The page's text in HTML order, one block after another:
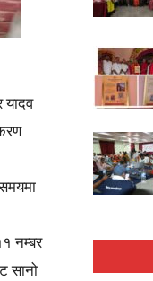
यादव
नम्बर
सानो